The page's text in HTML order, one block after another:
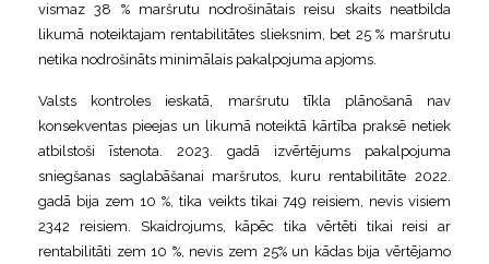
vismaz 38 % maršrutu nodrošinātais reisu skaits neatbilda
likumā noteiktajam rentabilitātes slieksnim, bet 25 % maršrutu
netika nodrošināts minimālais pakalpojuma apjoms.
Valsts kontroles ieskatā, maršrutu tīkla plānošanā nav
konsekventas pieejas un likumā noteiktā kārtība praksē netiek
atbilstoši īstenota. 2023. gadā izvērtējums pakalpojuma
sniegšanas saglabāšanai maršrutos, kuru rentabilitāte 2022.
gadā bija zem 10 %, tika veikts tikai 749 reisiem, nevis visiem
2342 reisiem. Skaidrojums, kāpēc tika vērtēti tikai reisi ar
rentabilitāti zem 10 %, nevis zem 25% un kādas bija vērtējamo